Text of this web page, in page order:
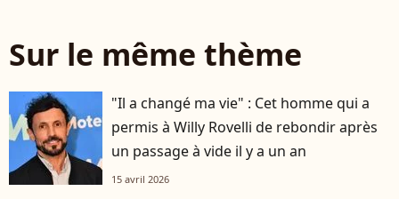
Sur le même thème
"Il a changé ma vie" : Cet homme qui a
permis à Willy Rovelli de rebondir après
un passage à vide il y a un an
15 avril 2026